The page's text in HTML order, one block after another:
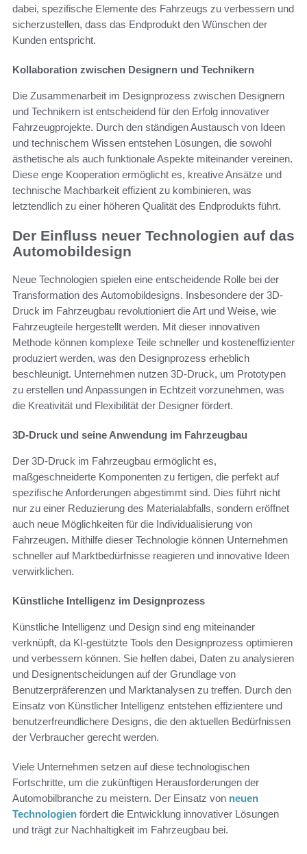
dabei, spezifische Elemente des Fahrzeugs zu verbessern und
sicherzustellen, dass das Endprodukt den Wünschen der
Kunden entspricht.
Kollaboration zwischen Designern und Technikern
Die Zusammenarbeit im Designprozess zwischen Designern
und Technikern ist entscheidend für den Erfolg innovativer
Fahrzeugprojekte. Durch den ständigen Austausch von Ideen
und technischem Wissen entstehen Lösungen, die sowohl
ästhetische als auch funktionale Aspekte miteinander vereinen.
Diese enge Kooperation ermöglicht es, kreative Ansätze und
technische Machbarkeit effizient zu kombinieren, was
letztendlich zu einer höheren Qualität des Endprodukts führt.
Der Einfluss neuer Technologien auf das
Automobildesign
Neue Technologien spielen eine entscheidende Rolle bei der
Transformation des Automobildesigns. Insbesondere der 3D-
Druck im Fahrzeugbau revolutioniert die Art und Weise, wie
Fahrzeugteile hergestellt werden. Mit dieser innovativen
Methode können komplexe Teile schneller und kosteneffizienter
produziert werden, was den Designprozess erheblich
beschleunigt. Unternehmen nutzen 3D-Druck, um Prototypen
zu erstellen und Anpassungen in Echtzeit vorzunehmen, was
die Kreativität und Flexibilität der Designer fördert.
3D-Druck und seine Anwendung im Fahrzeugbau
Der 3D-Druck im Fahrzeugbau ermöglicht es,
maßgeschneiderte Komponenten zu fertigen, die perfekt auf
spezifische Anforderungen abgestimmt sind. Dies führt nicht
nur zu einer Reduzierung des Materialabfalls, sondern eröffnet
auch neue Möglichkeiten für die Individualisierung von
Fahrzeugen. Mithilfe dieser Technologie können Unternehmen
schneller auf Marktbedürfnisse reagieren und innovative Ideen
verwirklichen.
Künstliche Intelligenz im Designprozess
Künstliche Intelligenz und Design sind eng miteinander
verknüpft, da KI-gestützte Tools den Designprozess optimieren
und verbessern können. Sie helfen dabei, Daten zu analysieren
und Designentscheidungen auf der Grundlage von
Benutzerpräferenzen und Marktanalysen zu treffen. Durch den
Einsatz von Künstlicher Intelligenz entstehen effizientere und
benutzerfreundlichere Designs, die den aktuellen Bedürfnissen
der Verbraucher gerecht werden.
Viele Unternehmen setzen auf diese technologischen
Fortschritte, um die zukünftigen Herausforderungen der
Automobilbranche zu meistern. Der Einsatz von neuen
Technologien fördert die Entwicklung innovativer Lösungen
und trägt zur Nachhaltigkeit im Fahrzeugbau bei.